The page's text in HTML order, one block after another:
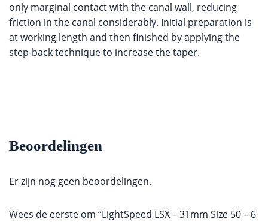
only marginal contact with the canal wall, reducing
friction in the canal considerably. Initial preparation is
at working length and then finished by applying the
step-back technique to increase the taper.
Beoordelingen
Er zijn nog geen beoordelingen.
Wees de eerste om “LightSpeed LSX – 31mm Size 50 – 6